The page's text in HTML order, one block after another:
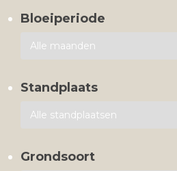
Bloeiperiode
Standplaats
Grondsoort